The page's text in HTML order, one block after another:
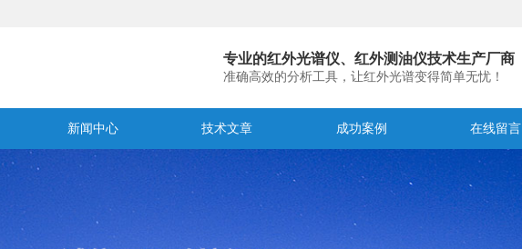
专业的红外光谱仪、红外测油仪技术生产厂商
准确高效的分析工具，让红外光谱变得简单无忧！
新闻中心 技术文章 成功案例 在线留言